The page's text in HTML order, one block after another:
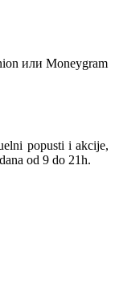
popusti i akcije,
od 9 do 21h.